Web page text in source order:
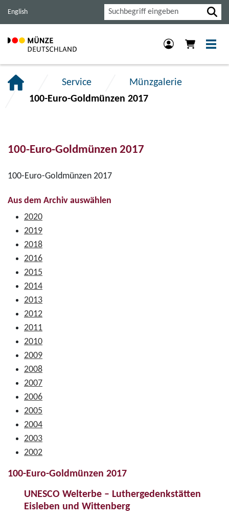
Haupt-
anspringen.
Inhalt
anspringen.
Footer
anspringen.
English Suche
Service
Münzgalerie
100-Euro-Goldmünzen 2017
100-Euro-Goldmünzen 2017
100-Euro-Goldmünzen 2017
Aus dem Archiv auswählen
2020
2019
2018
2016
2015
2014
2013
2012
2011
2010
2009
2008
2007
2006
2005
2004
2003
2002
100-Euro-Goldmünzen 2017
UNESCO Welterbe – Luthergedenkstätten
Eisleben und Wittenberg